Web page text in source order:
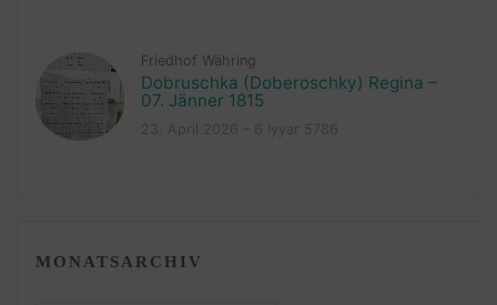
Friedhof Währing
Dobruschka (Doberoschky) Regina –
07. Jänner 1815
MONATSARCHIV